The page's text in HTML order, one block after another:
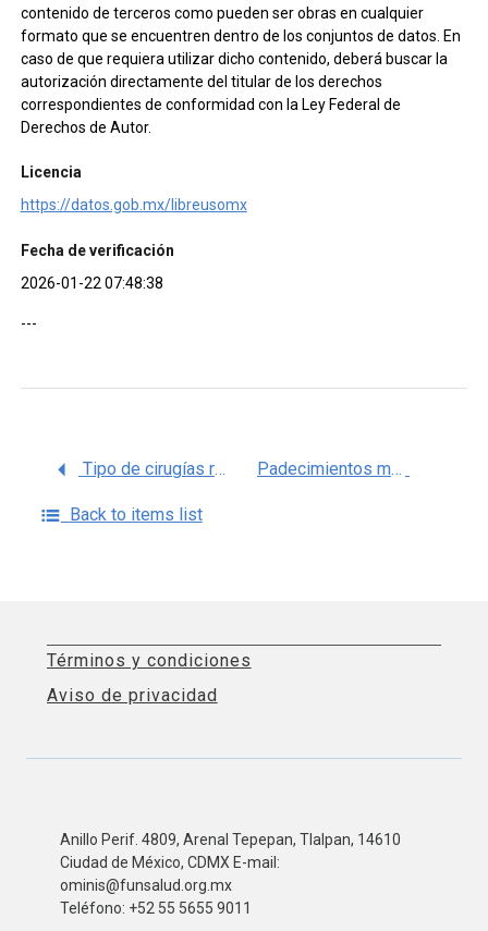
contenido de terceros como pueden ser obras en cualquier
formato que se encuentren dentro de los conjuntos de datos. En
caso de que requiera utilizar dicho contenido, deberá buscar la
autorización directamente del titular de los derechos
correspondientes de conformidad con la Ley Federal de
Derechos de Autor.
Licencia
https://datos.gob.mx/libreusomx
Fecha de verificación
2026-01-22 07:48:38
---
Tipo de cirugías realizadas por Unidad Médica en el ISSSTE, 2021 Padecimientos más consultados en los Centros de Documentación Internacional en Salud del ISSSTE , CEDIS.
Back to items list
Términos y condiciones
Aviso de privacidad
Anillo Perif. 4809, Arenal Tepepan, Tlalpan, 14610
Ciudad de México, CDMX E-mail:
ominis@funsalud.org.mx
Teléfono: +52 55 5655 9011